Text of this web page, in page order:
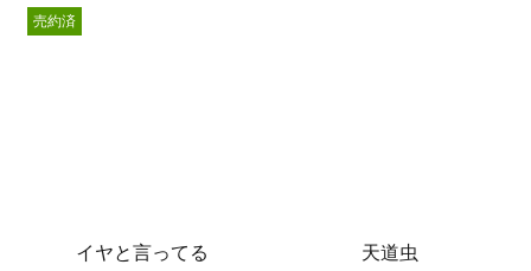
イヤと言ってる
売約済
天道虫